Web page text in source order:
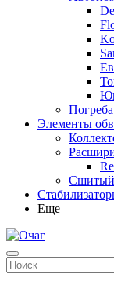
Элементы
Сшитый
Еще